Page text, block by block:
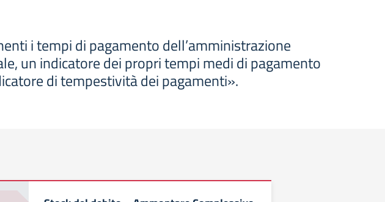
i tempi di pagamento dell’amministrazione
un indicatore dei propri tempi medi di pagamento
di tempestività dei pagamenti».